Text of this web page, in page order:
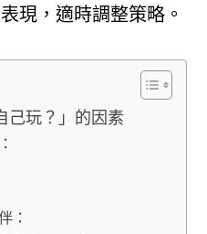
現，適時調整策略。
己玩？」的因素
：